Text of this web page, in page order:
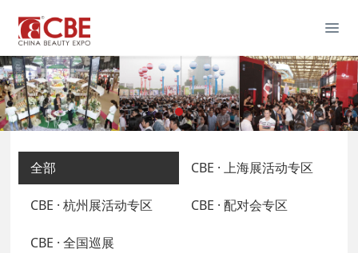
全部 CBE · 上海展活动专区
CBE · 杭州展活动专区 CBE · 配对会专区
CBE · 全国巡展